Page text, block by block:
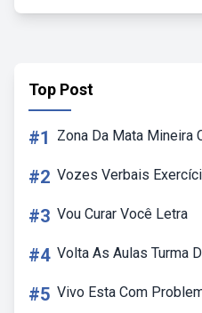
Top Post
#1 Zona Da Mata Mineira
#2 Vozes Verbais
#3 Vou Curar Você Letra
#4 Volta As Aulas Turma
#5 Vivo Esta Com